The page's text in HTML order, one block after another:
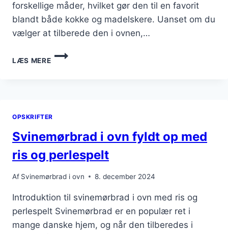
forskellige måder, hvilket gør den til en favorit
blandt både kokke og madelskere. Uanset om du
vælger at tilberede den i ovnen,…
LÆS MERE
SVINEM
MØR
MIDDAG
OPSKRIFTER
Svinemørbrad i ovn fyldt op med
ris og perlespelt
Af Svinemørbrad i ovn 8. december 2024
Introduktion til svinemørbrad i ovn med ris og
perlespelt Svinemørbrad er en populær ret i
mange danske hjem, og når den tilberedes i